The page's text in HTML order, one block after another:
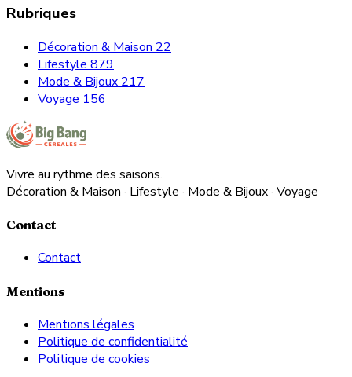
Rubriques
Décoration & Maison 22
Lifestyle 879
Mode & Bijoux 217
Voyage 156
Vivre au rythme des saisons.
Décoration & Maison · Lifestyle · Mode & Bijoux · Voyage
Contact
Contact
Mentions
Mentions légales
Politique de confidentialité
Politique de cookies